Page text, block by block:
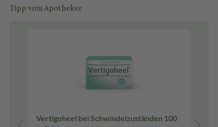
Tipp vom Apotheker
Vertigoheel bei Schwindelzuständen 100